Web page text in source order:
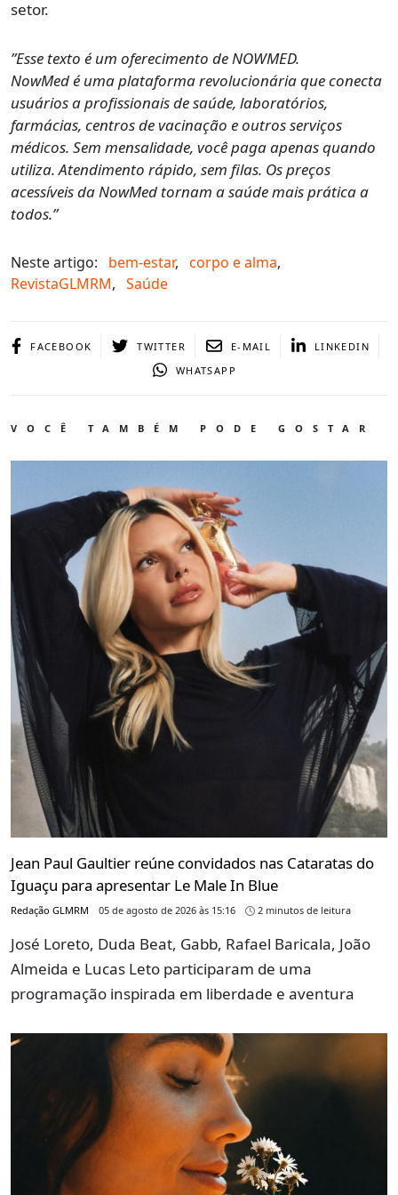
setor.
”Esse texto é um oferecimento de NOWMED.
NowMed é uma plataforma revolucionária que conecta
usuários a profissionais de saúde, laboratórios,
farmácias, centros de vacinação e outros serviços
médicos. Sem mensalidade, você paga apenas quando
utiliza. Atendimento rápido, sem filas. Os preços
acessíveis da NowMed tornam a saúde mais prática a
todos.”
Neste artigo: bem-estar, corpo e alma,
RevistaGLMRM, Saúde
FACEBOOK TWITTER E-MAIL
LINKEDIN
WHATSAPP
VOCÊ TAMBÉM PODE GOSTAR
Jean Paul Gaultier reúne convidados nas Cataratas do
Iguaçu para apresentar Le Male In Blue
Redação GLMRM 05 de agosto de 2026 às 15:16 2 minutos de leitura
José Loreto, Duda Beat, Gabb, Rafael Baricala, João
Almeida e Lucas Leto participaram de uma
programação inspirada em liberdade e aventura